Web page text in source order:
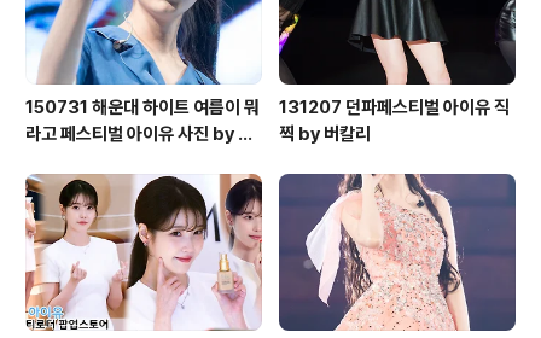
150731 해운대 하이트 여름이 뭐
라고 페스티벌 아이유 사진 by 미
131207 던파페스티벌 아이유 직
찍 by 버칼리